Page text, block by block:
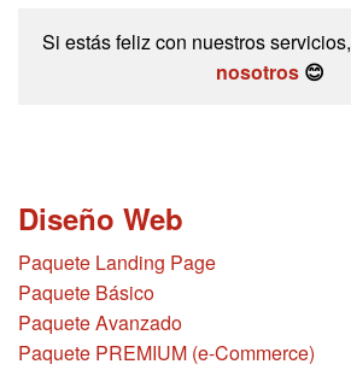
Si estás feliz con nuestros servicios,
nosotros 😊
Diseño Web
Paquete Landing Page
Paquete Básico
Paquete Avanzado
Paquete PREMIUM (e-Commerce)